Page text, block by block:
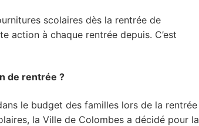
scolaires dès la rentrée de
action à chaque rentrée depuis. C’est
de rentrée ?
le budget des familles lors de la rentrée
la Ville de Colombes a décidé pour la